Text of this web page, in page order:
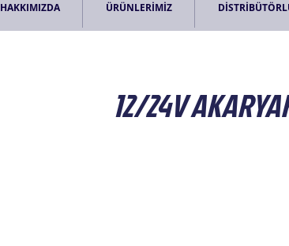
HAKKIMIZDA ÜRÜNLERİMİZ
12/24V